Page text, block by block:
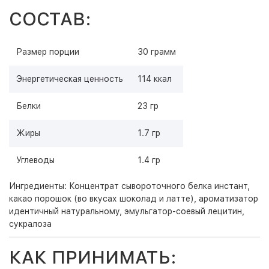
СОСТАВ:
Размер порции 30 грамм
Энергетическая ценность 114 ккал
Белки 23 гр
Жиры 1.7 гр
Углеводы 1.4 гр
Ингредиенты: Концентрат сывороточного белка инстант,
какао порошок (во вкусах шоколад и латте), ароматизатор
идентичный натуральному, эмульгатор-соевый лецитин,
сукралоза
КАК ПРИНИМАТЬ: